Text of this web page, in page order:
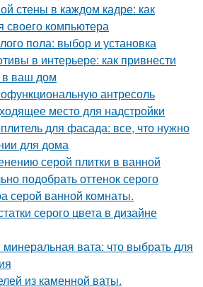
стены в каждом кадре: как
своего компьютера
пола: выбор и установка
в интерьере: как привнести
в ваш дом
антресоль
место для надстройки
для фасада: все, что нужно
для дома
серой плитки в ванной
подобрать оттенок серого
серой ванной комнаты.
серого цвета в дизайне
вата: что выбрать для
из каменной ваты.